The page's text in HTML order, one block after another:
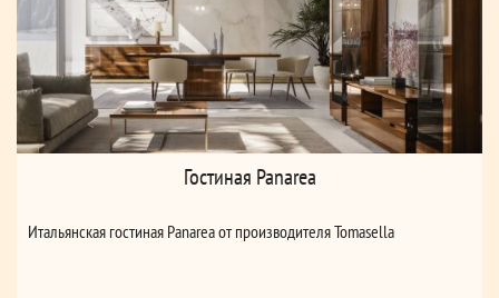
Гостиная Panarea
Итальянская гостиная Panarea от производителя Tomasella